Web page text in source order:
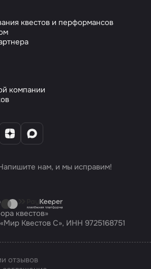
квестов и перформансов
компании
нам, и мы исправим!
квестов»
Квестов С», ИНН 9725168751
отзывов